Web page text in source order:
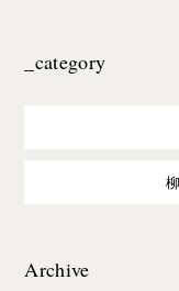
_category
Archive